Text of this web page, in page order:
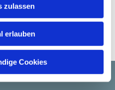
zulassen
erlauben
Cookies